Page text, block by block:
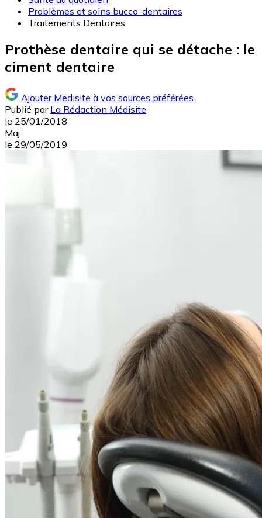
Problèmes et soins bucco-dentaires
Traitements Dentaires
Prothèse dentaire qui se détache : le
ciment dentaire
Ajouter Medisite à vos sources préférées
Publié par La Rédaction Médisite
le 25/01/2018
Maj
le 29/05/2019